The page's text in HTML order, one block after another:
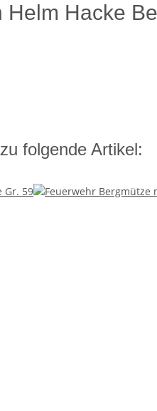
Hacke
folgende Artikel: